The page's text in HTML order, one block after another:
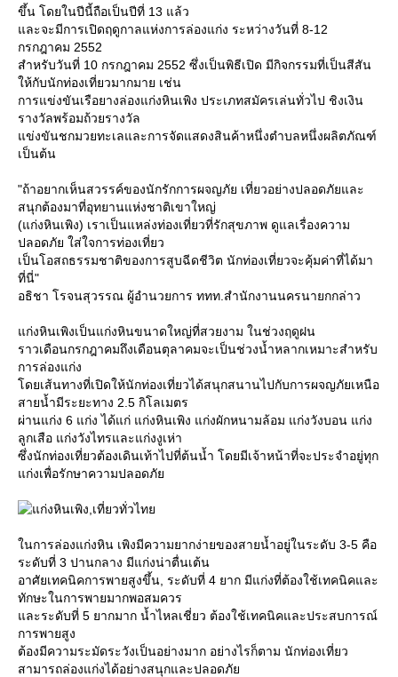
ขึ้น โดยในปีนี้ถือเป็นปีที่ 13 แล้ว
ละจะมีการเปิดฤดูกาลแห่งการล่องแก่ง ระหว่างวันที่ 8-12
กรกฎาคม 2552
สำหรับวันที่ 10 กรกฎาคม 2552 ซึ่งเป็นพิธีเปิด มีกิจกรรมที่เป็นสีสัน
ห้กับนักท่องเที่ยวมากมาย เช่น
การแข่งขันเรือยางล่องแก่งหินเพิง ประเภทสมัครเล่นทั่วไป ชิงเงิน
รางวัลพร้อมถ้วยรางวัล
ข่งขันชกมวยทะเลและการจัดแสดงสินค้าหนึ่งตำบลหนึ่งผลิตภัณฑ์
เป็นต้น
"ถ้าอยากเห็นสวรรค์ของนักรักการผจญภัย เที่ยวอย่างปลอดภัยและ
สนุกต้องมาที่อุทยานแห่งชาติเขาใหญ่
(แก่งหินเพิง) เราเป็นแหล่งท่องเที่ยวที่รักสุขภาพ ดูแลเรื่องความ
ปลอดภัย ใส่ใจการท่องเที่ยว
เป็นโอสถธรรมชาติของการสูบฉีดชีวิต นักท่องเที่ยวจะคุ้มค่าที่ได้มา
ที่นี่"
อธิชา โรจนสุวรรณ ผู้อำนวยการ ททท.สำนักงานนครนายกกล่าว
ก่งหินเพิงเป็นแก่งหินขนาดใหญ่ที่สวยงาม ในช่วงฤดูฝน
ราวเดือนกรกฎาคมถึงเดือนตุลาคมจะเป็นช่วงน้ำหลากเหมาะสำหรับ
การล่องแก่ง
ดยเส้นทางที่เปิดให้นักท่องเที่ยวได้สนุกสนานไปกับการผจญภัยเหนือ
สายน้ำมีระยะทาง 2.5 กิโลเมตร
ผ่านแก่ง 6 แก่ง ได้แก่ แก่งหินเพิง แก่งผักหนามล้อม แก่งวังบอน แก่ง
ลูกเสือ แก่งวังไทรและแก่งงูเห่า
ซึ่งนักท่องเที่ยวต้องเดินเท้าไปที่ต้นน้ำ โดยมีเจ้าหน้าที่จะประจำอยู่ทุก
ก่งเพื่อรักษาความปลอดภั
นการล่องแก่งหิน เพิงมีความยากง่ายของสายน้ำอยู่ในระดับ 3-5 คือ
ระดับที่ 3 ปานกลาง มีแก่งน่าตื่นเต้น
อาศัยเทคนิคการพายสูงขึ้น, ระดับที่ 4 ยาก มีแก่งที่ต้องใช้เทคนิคและ
ทักษะในการพายมากพอสมควร
ละระดับที่ 5 ยากมาก น้ำไหลเชี่ยว ต้องใช้เทคนิคและประสบการณ์
การพายสูง
ต้องมีความระมัดระวังเป็นอย่างมาก อย่างไรก็ตาม นักท่องเที่ยว
สามารถล่องแก่งได้อย่างสนุกและปลอดภั